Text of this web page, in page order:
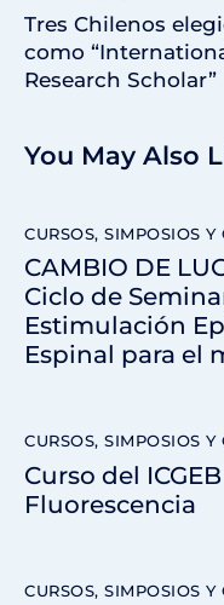
Tres Chilenos
como
Research Scholar”
You May Also
CURSOS, SIMPOSIOS Y
CAMBIO DE
Ciclo de
Estimulación
Espinal para el
CURSOS, SIMPOSIOS Y
Curso del
Fluorescencia
CURSOS, SIMPOSIOS Y